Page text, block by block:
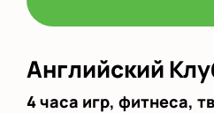
Английский
4 часа игр, фитнеса,